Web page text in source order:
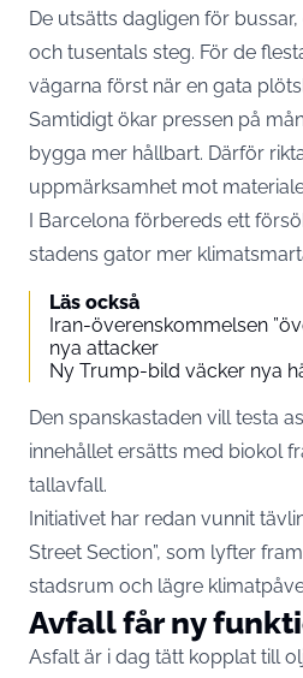
De utsätts dagligen för
och tusentals steg. För de
vägarna först när en gata
Samtidigt ökar pressen på
bygga mer hållbart. Därför
uppmärksamhet mot
I Barcelona förbereds ett
stadens gator mer
Läs också
Iran-överenskommelsen
nya attacker
Ny Trump-bild väcker nya
Den spanskastaden vill testa
innehållet ersätts med biokol
tallavfall.
Initiativet har redan vunnit
Street Section”, som lyfter
stadsrum och lägre
Avfall får ny
Asfalt är i dag tätt kopplat till